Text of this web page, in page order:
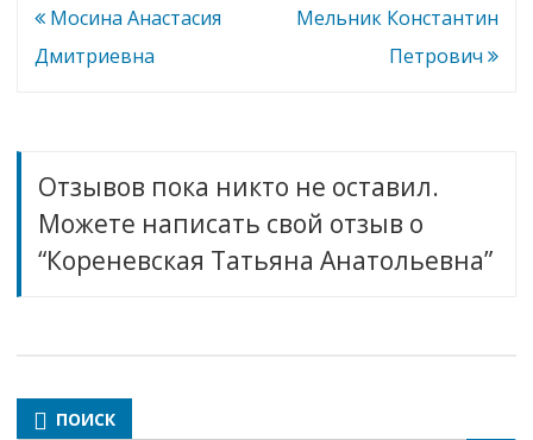
Навигация
по
Мосина Анастасия
Дмитриевна
Мельник Константин
Петрович
Отзывов пока никто не оставил.
Можете написать свой отзыв о
“Кореневская Татьяна Анатольевна”
ПОИСК